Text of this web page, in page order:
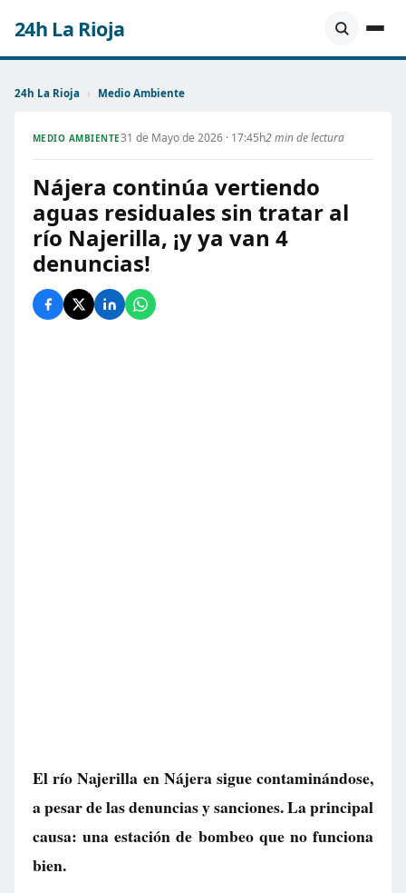
24h La Rioja
24h La Rioja › Medio Ambiente
MEDIO AMBIENTE31 de Mayo de 2026 · 17:45h2 min de lectura
Nájera continúa vertiendo
aguas residuales sin tratar al
río Najerilla, ¡y ya van 4
denuncias!
El río Najerilla en Nájera sigue contaminándose,
a pesar de las denuncias y sanciones. La principal
causa: una estación de bombeo que no funciona
bien.